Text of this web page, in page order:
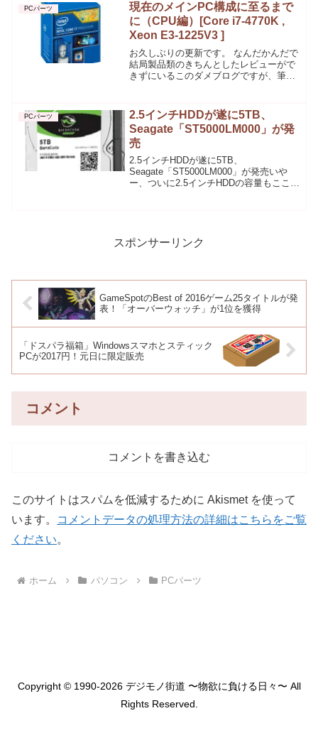
PCパーツ
現在のメインPC構成に至るまで
に（CPU編）[Core i7-4770K ,
Xeon E3-1225V3 ]
お久しぶりの更新です。 なんだかんだで
結局製品類のきちんとしたレビューがで
きずにいるこのダメブログですが、筆者
給も少ないですが、今でもPCパーツやデ
ジモノを買い漁って...
PCパーツ
2.5インチHDDが遂に5TB、
Seagate「ST5000LM000」が発
売
2.5インチHDDが遂に5TB、
Seagate「ST5000LM000」が発売いや
ー、ついに2.5インチHDDの容量もここま
スポンサーリンク
GameSpotのBest of 2016ゲーム25タイトルが発
表！「オーバーウォッチ」が1位を獲得
「ドスパラ福箱」Windowsスマホとスティック
PCが2017円！元日に限定販売
コメント
コメントを書き込む
このサイトはスパムを低減するために Akismet を使って
います。
コメントデータの処理方法の詳細はこちらをご覧
ください。
ホーム パソコン PCパーツ
Copyright © 1990-2026 デジモノ街道 〜物欲に負ける日々〜 All
Rights Reserved.